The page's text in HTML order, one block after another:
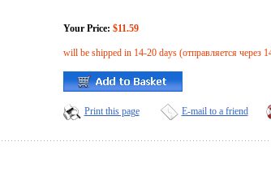
Your Price: $11.59
will be shipped in 14-20 days (отправляется через
Print this page E-mail to a friend